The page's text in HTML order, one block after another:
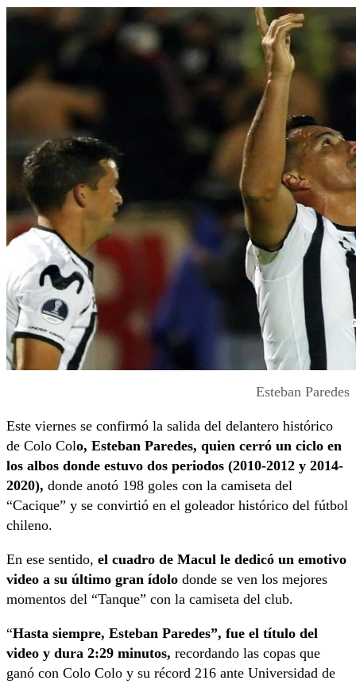
Universidad de Chile
Sustentabilidad
Esteban Paredes
Este viernes se confirmó la salida del delantero histórico
de Colo Colo, Esteban Paredes, quien cerró un ciclo en
los albos donde estuvo dos periodos (2010-2012 y 2014-
2020), donde anotó 198 goles con la camiseta del
“Cacique” y se convirtió en el goleador histórico del fútbol
chileno.
En ese sentido, el cuadro de Macul le dedicó un emotivo
video a su último gran ídolo donde se ven los mejores
momentos del “Tanque” con la camiseta del club.
“Hasta siempre, Esteban Paredes”, fue el título del
video y dura 2:29 minutos, recordando las copas que
ganó con Colo Colo y su récord 216 ante Universidad de